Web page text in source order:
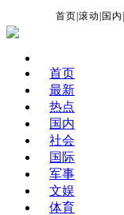
首页 |滚动 国内
首页
最新
热点
国内
社会
国际
军事
文娱
体育